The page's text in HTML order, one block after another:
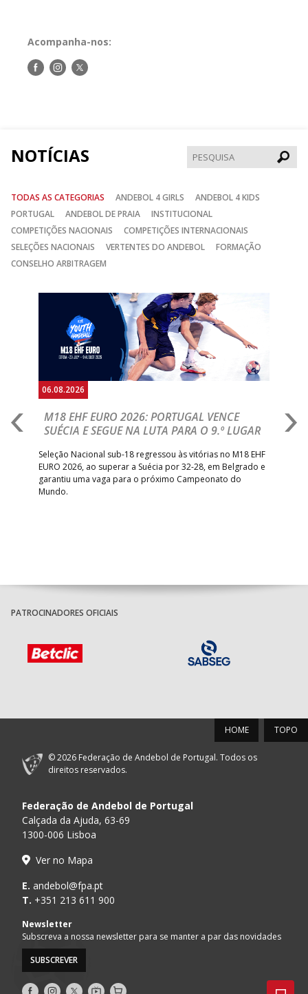
Acompanha-nos:
Siga-Siga-Siga-
NOTÍCIAS
TODAS AS CATEGORIAS ANDEBOL 4 GIRLS
ANDEBOL 4 KIDS
PORTUGAL
ANDEBOL DE PRAIA
INSTITUCIONAL
COMPETIÇÕES NACIONAIS
COMPETIÇÕES INTERNACIONAIS
SELEÇÕES NACIONAIS
VERTENTES DO ANDEBOL
FORMAÇÃO
CONSELHO ARBITRAGEM
06.08.2026
M18 EHF EURO 2026: PORTUGAL VENCE
SUÉCIA E SEGUE NA LUTA PARA O 9.º LUGAR
Seleção Nacional sub-18 regressou às vitórias no M18 EHF
EURO 2026, ao superar a Suécia por 32-28, em Belgrado e
garantiu uma vaga para o próximo Campeonato do
Mundo.
PATROCINADORES OFICIAIS
TOPO
HOME
© 2026 Federação de Andebol de Portugal. Todos os
direitos reservados.
Federação de Andebol de Portugal
Calçada da Ajuda, 63-69
1300-006 Lisboa
Ver no Mapa
E. andebol@fpa.pt
T. +351 213 611 900
Newsletter
Subscreva a nossa newsletter para se manter a par das novidades
SUBSCREVER
Siga- Siga- Siga- AndebolTV
Loja